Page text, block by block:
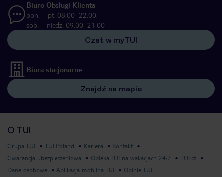
Biuro Obsługi Klienta
pon. – pt. 08:00–22:00,
sob. – niedz. 09:00–21:00
Czat w myTUI
Biura stacjonarne
Znajdź na mapie
O TUI
Grupa TUI TUI Poland Kariera
Kontakt
Gwarancja ubezpieczeniowa
Opieka TUI na wakacjach 24/7
TUI.cz
Dane osobowe
Aplikacja mobilna TUI Opinie TUI